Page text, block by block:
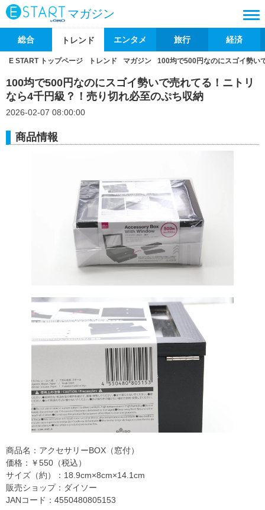
マガジン
総合 トレンド エンタメ 旅行 経済
E START トップページ トレンド マガジン 100均で500円なのにスゴイ勢い
100均で500円なのにスゴイ勢いで売れてる！ニトリ
なら4千円級？！売り切れ必至のぷち収納
2026-02-07 08:00:00
商品情報
商品名：アクセサリーBOX（窓付）
価格：￥550（税込）
サイズ（約）：18.9cm×8cm×14.1cm
販売ショップ：ダイソー
JANコード：4550480805153